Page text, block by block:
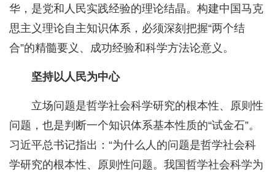
华，是党和人民实践经验的理论结晶。构建中国马克
思主义理论自主知识体系，必须深刻把握“两个结
合”的精髓要义、成功经验和科学方法论意义。
坚持以人民为中心
立场问题是哲学社会科学研究的根本性、原则性
问题，也是判断一个知识体系基本性质的“试金石”。
习近平总书记指出：“为什么人的问题是哲学社会科
学研究的根本性、原则性问题。我国哲学社会科学为